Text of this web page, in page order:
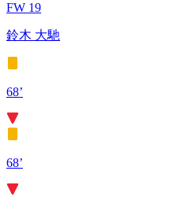
FW 19
鈴木 大馳
68’
68’